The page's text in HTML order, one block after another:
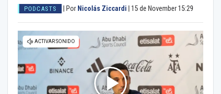
PODCASTS Por Nicolás Ziccardi 15 de November 15:29